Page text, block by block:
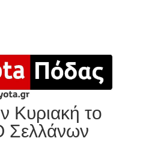
Κυριακή το
Σελλάνων